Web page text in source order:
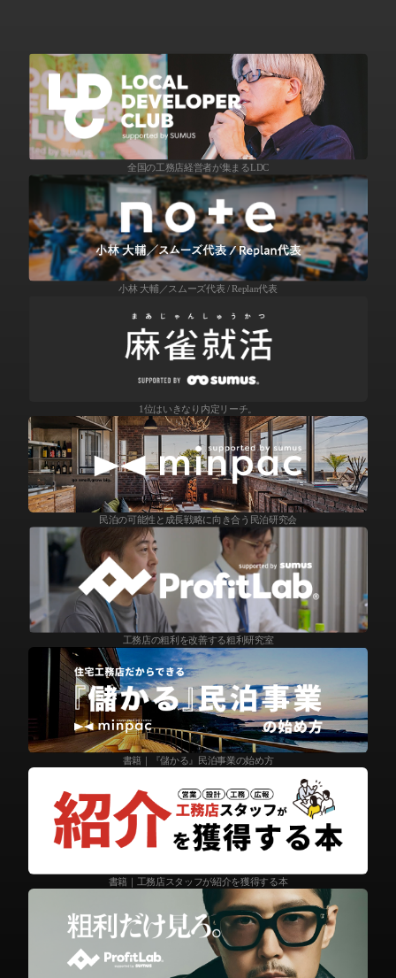
全国の工務店経営者が集まるLDC
小林 大輔／スムーズ代表 / Replan代表
1位はいきなり内定リーチ。
民泊の可能性と成長戦略に向き合う民泊研究会
工務店の粗利を改善する粗利研究室
書籍｜『儲かる』民泊事業の始め方
書籍｜工務店スタッフが紹介を獲得する本